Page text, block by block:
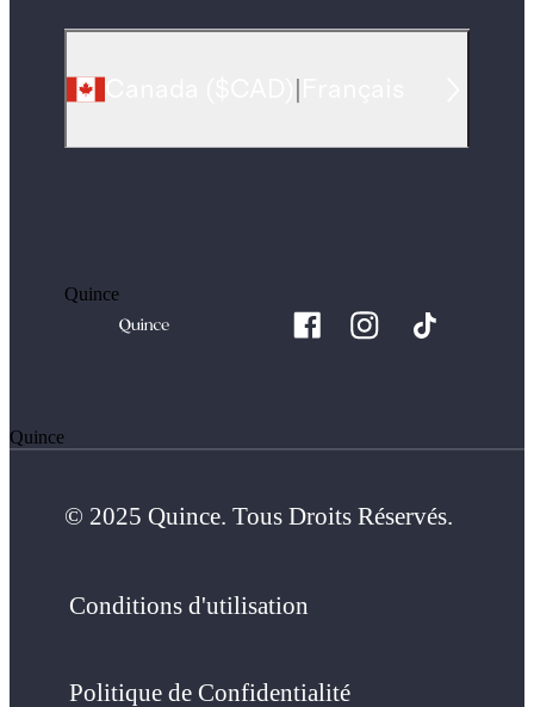
Quince
Quince
© 2025 Quince. Tous Droits Réservés.
Conditions d'utilisation
Politique de Confidentialité